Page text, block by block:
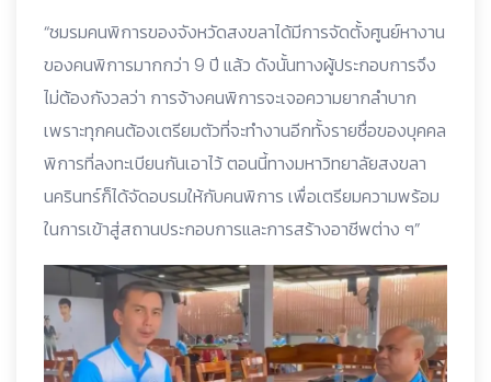
“ชมรมคนพิการของจังหวัดสงขลาได้มีการจัดตั้งศูนย์หางาน
ของคนพิการมากกว่า 9 ปี แล้ว ดังนั้นทางผู้ประกอบการจึง
ไม่ต้องกังวลว่า การจ้างคนพิการจะเจอความยากลำบาก
เพราะทุกคนต้องเตรียมตัวที่จะทำงานอีกทั้งรายชื่อของบุคคล
พิการที่ลงทะเบียนกันเอาไว้ ตอนนี้ทางมหาวิทยาลัยสงขลา
นครินทร์ก็ได้จัดอบรมให้กับคนพิการ เพื่อเตรียมความพร้อม
ในการเข้าสู่สถานประกอบการและการสร้างอาชีพต่าง ๆ”